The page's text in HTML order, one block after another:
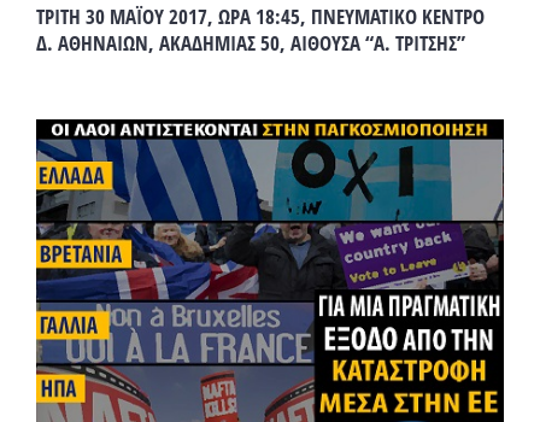
ΤΡΙΤΗ 30 ΜΑΪΟΥ 2017, ΩΡΑ 18:45, ΠΝΕΥΜΑΤΙΚΟ ΚΕΝΤΡΟ
Δ. ΑΘΗΝΑΙΩΝ, ΑΚΑΔΗΜΙΑΣ 50, ΑΙΘΟΥΣΑ “Α. ΤΡΙΤΣΗΣ”